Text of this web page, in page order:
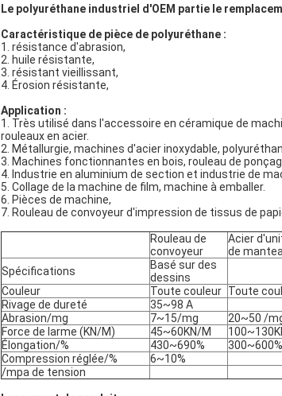
Le polyuréthane industriel d'OEM partie le
Caractéristique de pièce de polyuréthane :
1. résistance d'abrasion,
2. huile résistante,
3. résistant vieillissant,
4. Érosion résistante,
Application :
1. Très utilisé dans l'accessoire en céramique de
rouleaux en acier.
2. Métallurgie, machines d'acier inoxydable,
3. Machines fonctionnantes en bois, rouleau de
4. Industrie en aluminium de section et industrie de
5. Collage de la machine de film, machine à emballer.
6. Pièces de machine,
7. Rouleau de convoyeur d'impression de tissus de
Rouleau de
convoyeur
Acier
de
Spécifications
Basé sur des
dessins
Couleur
Toute couleur Toute
Rivage de dureté
35~98 A
Abrasion/mg
7~15/mg 20~50 /
Force de larme (KN/M)
45~60KN/M
Élongation/%
430~690% 300~600%
Compression réglée/%
6~10%
/mpa de tension